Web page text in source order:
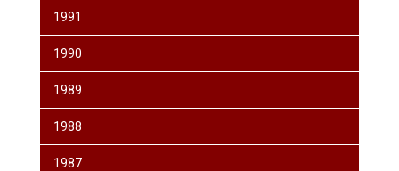
1991
1990
1989
1988
1987